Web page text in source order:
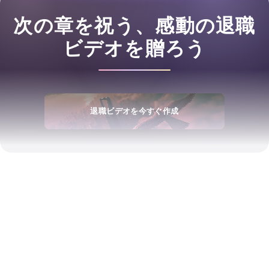
次の章を祝う、感動の退職
ビデオを贈ろう
退職ビデオを今すぐ作成